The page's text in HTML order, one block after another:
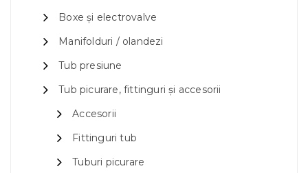
Boxe și electrovalve
Manifolduri / olandezi
Tub presiune
Tub picurare, fittinguri și accesorii
Accesorii
Fittinguri tub
Tuburi picurare